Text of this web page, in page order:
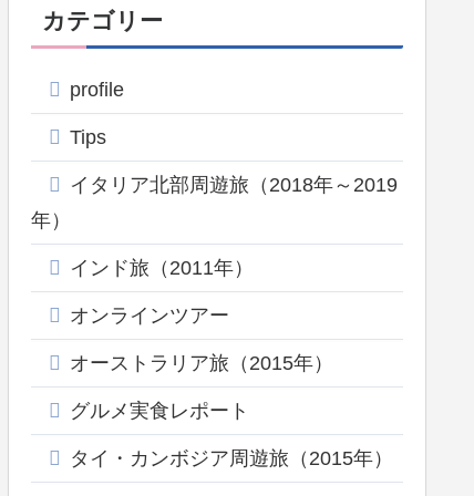
カテゴリー
profile
Tips
イタリア北部周遊旅（2018年～2019
年）
インド旅（2011年）
オンラインツアー
オーストラリア旅（2015年）
グルメ実食レポート
タイ・カンボジア周遊旅（2015年）